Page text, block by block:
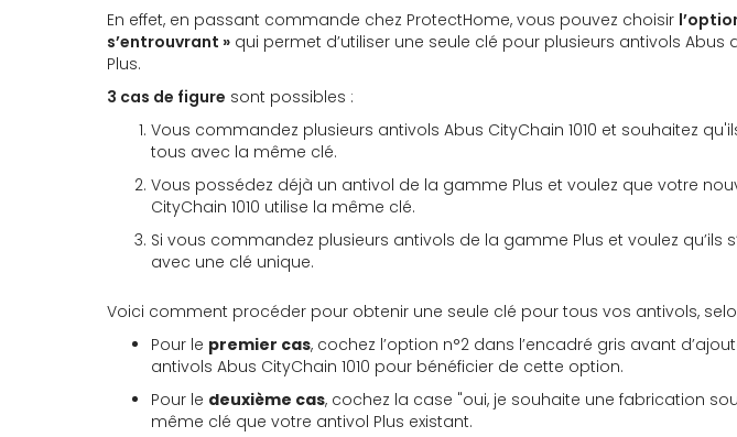
En effet, en passant commande chez ProtectHome, vous pouvez choisir
s’entrouvrant » qui permet d’utiliser une seule clé pour plusieurs antivols Abus
Plus.
3 cas de figure sont possibles :
Vous commandez plusieurs antivols Abus CityChain 1010 et souhaitez
tous avec la même clé.
Vous possédez déjà un antivol de la gamme Plus et voulez que votre
CityChain 1010 utilise la même clé.
Si vous commandez plusieurs antivols de la gamme Plus et voulez qu’ils
avec une clé unique.
Voici comment procéder pour obtenir une seule clé pour tous vos antivols,
Pour le premier cas, cochez l’option n°2 dans l’encadré gris avant
antivols Abus CityChain 1010 pour bénéficier de cette option.
Pour le deuxième cas, cochez la case "oui, je souhaite une fabrication
même clé que votre antivol Plus existant.